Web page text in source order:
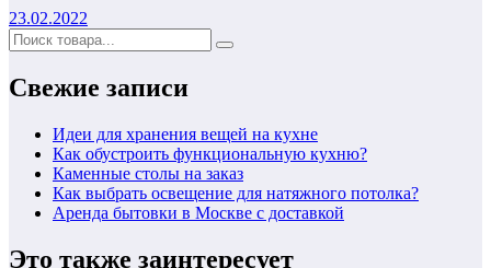
23.02.2022
Свежие записи
Идеи для хранения вещей на кухне
Как обустроить функциональную кухню?
Каменные столы на заказ
Как выбрать освещение для натяжного потолка?
Аренда бытовки в Москве с доставкой
Это также заинтересует